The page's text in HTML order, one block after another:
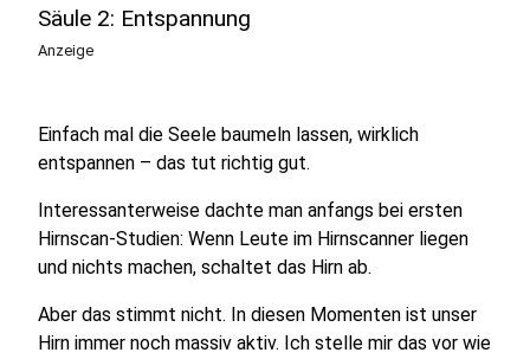
Säule 2: Entspannung
Anzeige
Einfach mal die Seele baumeln lassen, wirklich
entspannen – das tut richtig gut.
Interessanterweise dachte man anfangs bei ersten
Hirnscan-Studien: Wenn Leute im Hirnscanner liegen
und nichts machen, schaltet das Hirn ab.
Aber das stimmt nicht. In diesen Momenten ist unser
Hirn immer noch massiv aktiv. Ich stelle mir das vor wie